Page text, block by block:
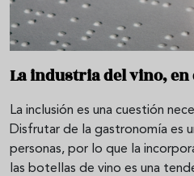
La industria del vino,
La inclusión es una cuestión
Disfrutar de la gastronomía es
personas, por lo que la
las botellas de vino es una